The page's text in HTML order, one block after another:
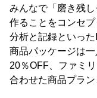
みんなで「磨き残
作ることをコンセ
分析と記録といった
商品パッケージは
20％OFF、ファミ
合わせた商品プラン